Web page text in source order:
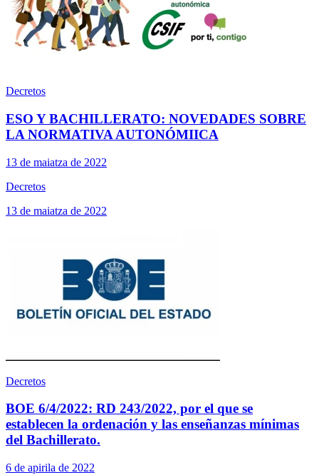
Decretos
ESO Y BACHILLERATO: NOVEDADES SOBRE
LA NORMATIVA AUTONÓMIICA
13 de maiatza de 2022
Decretos
13 de maiatza de 2022
Decretos
BOE 6/4/2022: RD 243/2022, por el que se
establecen la ordenación y las enseñanzas mínimas
del Bachillerato.
6 de apirila de 2022